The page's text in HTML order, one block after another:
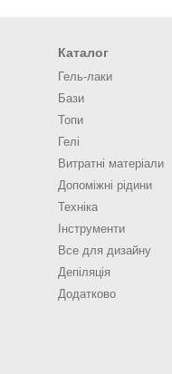
Каталог
Гель-лаки
Бази
Топи
Гелі
Витратні матеріали
Допоміжні рідини
Техніка
Інструменти
Все для дизайну
Депіляція
Додатково